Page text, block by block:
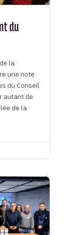
du
la
une note
du Conseil
autant de
de la